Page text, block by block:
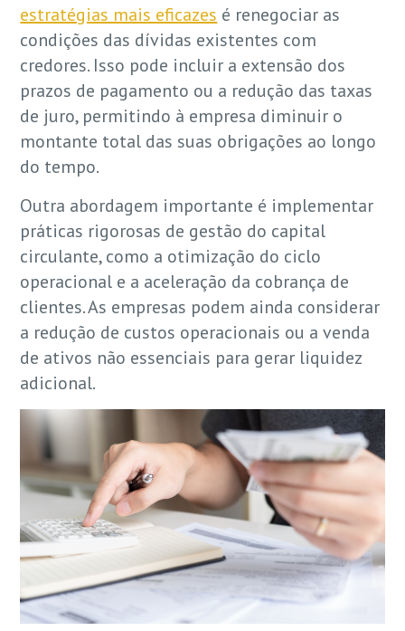
estratégias mais eficazes é renegociar as
condições das dívidas existentes com
credores. Isso pode incluir a extensão dos
prazos de pagamento ou a redução das taxas
de juro, permitindo à empresa diminuir o
montante total das suas obrigações ao longo
do tempo.
Outra abordagem importante é implementar
práticas rigorosas de gestão do capital
circulante, como a otimização do ciclo
operacional e a aceleração da cobrança de
clientes. As empresas podem ainda considerar
a redução de custos operacionais ou a venda
de ativos não essenciais para gerar liquidez
adicional.